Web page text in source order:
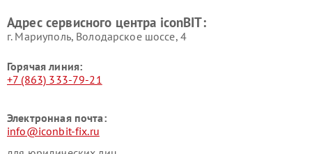
Адрес сервисного центра iconBIT:
г. Мариуполь, Володарское шоссе, 4
Горячая линия:
+7 (863) 333-79-21
Электронная почта:
info@iconbit-fix.ru